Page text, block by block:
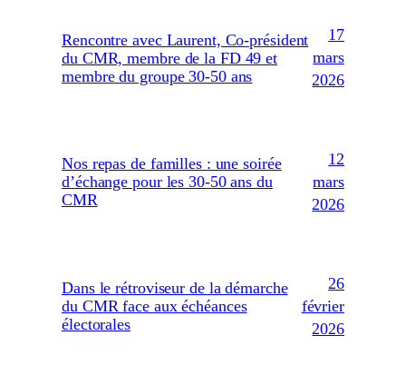
Rencontre avec Laurent, Co-président
du CMR, membre de la FD 49 et
membre du groupe 30-50 ans
17
mars
2026
Nos repas de familles : une soirée
d’échange pour les 30-50 ans du
CMR
12
mars
2026
Dans le rétroviseur de la démarche
du CMR face aux échéances
électorales
26
février
2026